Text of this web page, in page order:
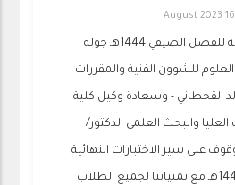
16 August 2023
الاختبارات النهائية للفصل الصيفي 1444هـ جولة
سعادة وكيل ‫كلية العلوم ‬للشوون الفنية والمقررات
الخدمية الدكتور/ خالد القحطاني - وسعادة وكيل ‫كلية
العليا والبحث العلمي الدكتور/
على سير الاختبارات النهائية
للفصل الصيفي 1444هـ مع تمنياننا لجميع الطلاب